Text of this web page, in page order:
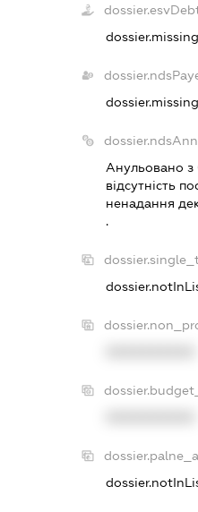
Анульовано з
вiдсутнiсть
ненадання
.